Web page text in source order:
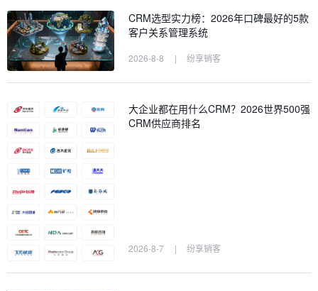
CRM选型实力榜：2026年口碑最好的5款
客户关系管理系统
2026-8-8 | 纷享销客
大企业都在用什么CRM？2026世界500强
CRM供应商排名
2026-8-7 | 纷享销客